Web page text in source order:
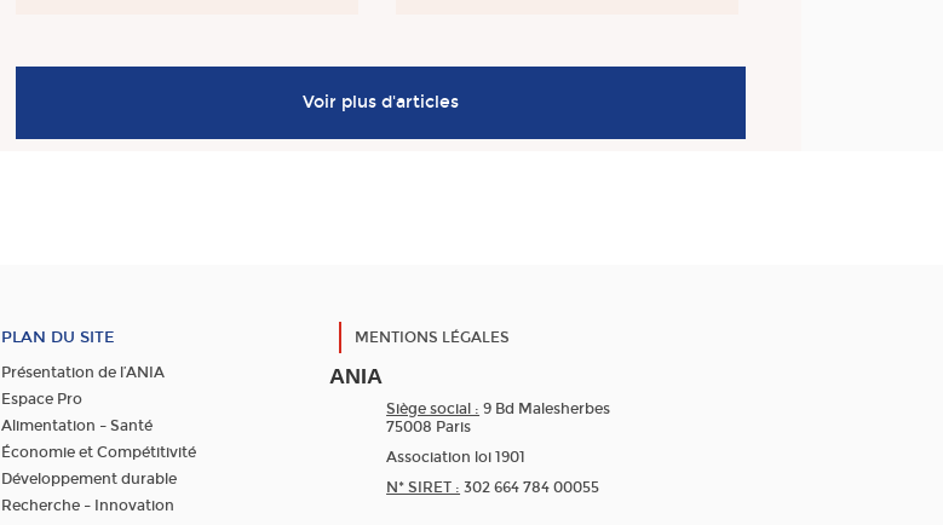
Voir plus d'articles
PLAN DU SITE
Présentation de l’ANIA
Espace Pro
Alimentation – Santé
Économie et Compétitivité
Développement durable
Recherche – Innovation
MENTIONS LÉGALES
ANIA
Siège social : 9 Bd Malesherbes
75008 Paris
Association loi 1901
N* SIRET : 302 664 784 00055